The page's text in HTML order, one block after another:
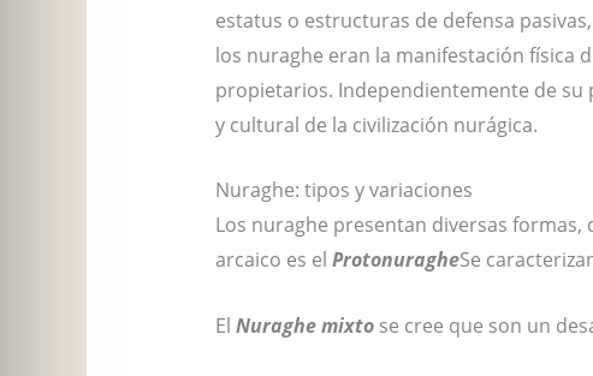
estatus o estructuras de defensa
los nuraghe eran la manifestación física
propietarios. Independientemente de
y cultural de la civilización nurágica.
Nuraghe: tipos y variaciones
Los nuraghe presentan diversas
arcaico es el ProtonuragheSe
El Nuraghe mixtose cree que son un